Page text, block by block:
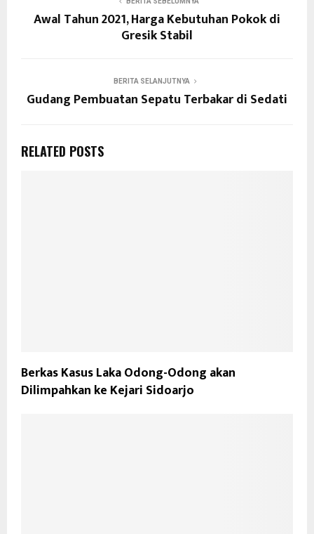
Awal Tahun 2021, Harga Kebutuhan Pokok di
Gresik Stabil
BERITA SELANJUTNYA
Gudang Pembuatan Sepatu Terbakar di Sedati
RELATED POSTS
Berkas Kasus Laka Odong-Odong akan
Dilimpahkan ke Kejari Sidoarjo